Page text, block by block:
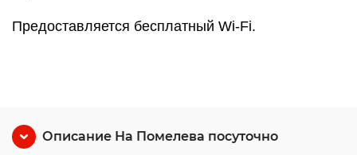
Предоставляется бесплатный Wi-Fi.
Описание На Помелева посуточно